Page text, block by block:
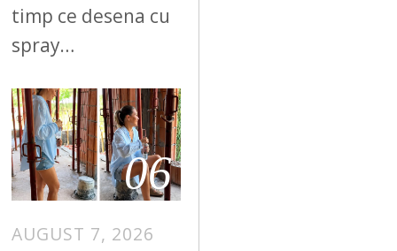
timp ce desena cu
spray…
06
AUGUST 7, 2026